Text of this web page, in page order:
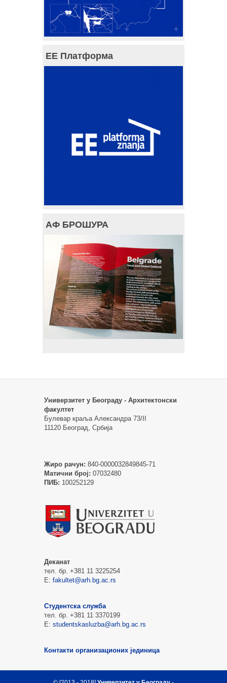
ЕЕ Платформа
АФ БРОШУРА
Универзитет у Београду - Архитектонски
факултет
Булевар краља Александра 73/II
11120 Београд, Србија
Жиро рачун: 840-0000032849845-71
Матични број: 07032480
ПИБ: 100252129
Деканат
тел. бр. +381 11 3225254
Е: fakultet@arh.bg.ac.rs
Студентска служба
тел. бр. +381 11 3370199
Е: studentskasluzba@arh.bg.ac.rs
Контакти организационих јединица